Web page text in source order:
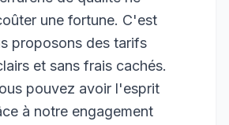
une fortune. C'est
proposons des tarifs
et sans frais cachés.
pouvez avoir l'esprit
à notre engagement